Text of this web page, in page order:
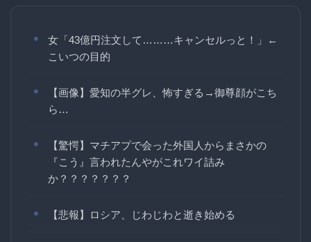
女「43億円注文して………キャンセルっと！」←
こいつの目的
【画像】愛知の半グレ、怖すぎる→御尊顔がこち
ら…
【驚愕】マチアプで会った外国人からまさかの
『こう』言われたんやがこれワイ詰み
か？？？？？？？
【悲報】ロシア、じわじわと逝き始める